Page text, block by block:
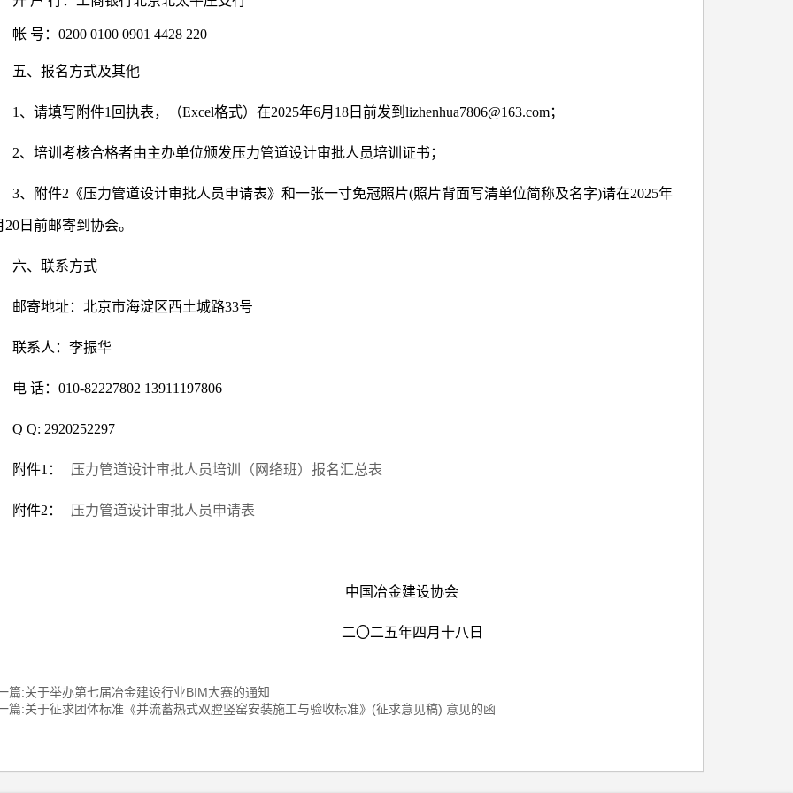
帐 号：0200 0100 0901 4428 220
五、报名方式及其他
1、请填写附件1回执表，（Excel格式）在2025年6月18日前发到lizhenhua7806@163.com；
2、培训考核合格者由主办单位颁发压力管道设计审批人员培训证书；
3、附件2《压力管道设计审批人员申请表》和一张一寸免冠照片(照片背面写清单位简称及名字)请在2025年
20日前邮寄到协会。
六、联系方式
邮寄地址：北京市海淀区西土城路33号
联系人：李振华
电 话：010-82227802 13911197806
Q Q: 2920252297
附件1： 压力管道设计审批人员培训（网络班）报名汇总表
附件2： 压力管道设计审批人员申请表
中国冶金建设协会
二〇二五年四月十八日
篇:关于举办第七届冶金建设行业BIM大赛的通知
篇:关于征求团体标准《并流蓄热式双膛竖窑安装施工与验收标准》(征求意见稿) 意见的函